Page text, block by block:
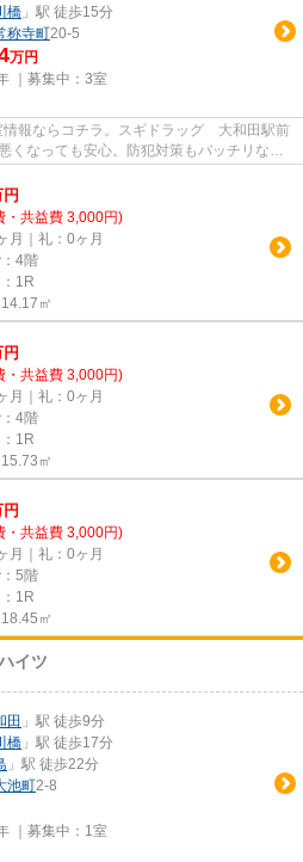
橋 」駅 徒歩15分
称寺町20-5
万円
｜募集中： 3室
情報ならコチラ。スギドラッグ 大和田駅前
くなっても安心。防犯対策もバッチリなマ
円
・共益費 3,000円)
月｜礼：0ヶ月
4階
1R
㎡
円
・共益費 3,000円)
月｜礼：0ヶ月
4階
1R
㎡
円
・共益費 3,000円)
月｜礼：0ヶ月
5階
1R
㎡
イツ
田 」駅 徒歩9分
橋 」駅 徒歩17分
」駅 徒歩22分
池町2-8
｜募集中： 1室